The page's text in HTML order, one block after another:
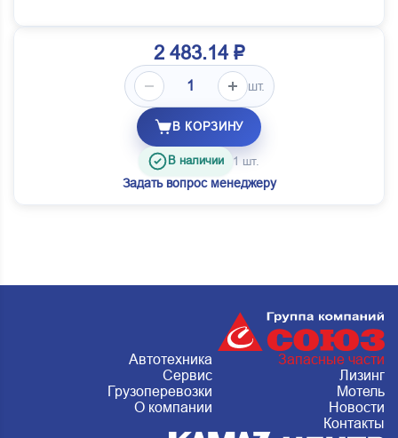
2 483.14 ₽
шт.
В КОРЗИНУ
В наличии 1 шт.
Задать вопрос менеджеру
Автотехника
Запасные части
Сервис
Лизинг
Грузоперевозки
Мотель
О компании
Новости
Контакты